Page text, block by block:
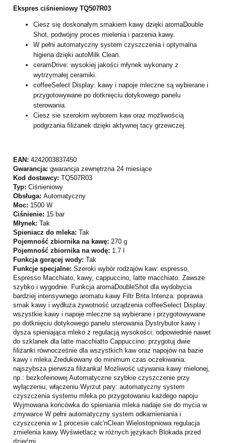
Ekspres ciśnieniowy TQ507R03
Ciesz się doskonałym smakiem kawy dzięki aromaDouble
Shot, podwójny proces mielenia i parzenia kawy.
W pełni automatyczny system czyszczenia i optymalna
higiena dzięki autoMilk Clean.
ceramDrive: wysokiej jakości młynek wykonany z
wytrzymałej ceramiki.
coffeeSelect Display: kawy i napoje mleczne są wybierane i
przygotowywane po dotknięciu dotykowego panelu
sterowania.
Ciesz sie szerokim wyborem kaw oraz możliwością
podgrzania filiżanek dzięki aktywnej tacy grzewczej.
EAN: 4242003837450
Gwarancja: gwarancja zewnętrzna 24 miesiące
Kod dostawcy: TQ507R03
Typ: Ciśnieniowy
Obsługa: Automatyczny
Moc: 1500 W
Ciśnienie: 15 bar
Młynek: Tak
Spieniacz do mleka: Tak
Pojemność zbiornika na kawę: 270 g
Pojemność zbiornika na wodę: 1.7 l
Funkcja gorącej wody: Tak
Funkcje specjalne: Szeroki wybór rodzajów kaw: espresso,
Espresso Macchiato, kawy, cappuccino, latte macchiato. Zawsze
szybko i wygodnie. Funkcja aromaDoubleShot dla wydobycia
bardziej intensywnego aromatu kawy Filtr Brita Intenza: poprawia
smak kawy i wydłuża żywotność urządzenia coffeeSelect Display:
wszystkie kawy i napoje mleczne są wybierane i przygotowywane
po dotknięciu dotykowego panelu sterowania Dystrybutor kawy i
dysza spieniająca mleko z regulacją wysokości: odpowiednie nawet
do szklanek dla latte macchiatto Cappuccino: przygotuj dwie
filiżanki równocześnie dla wszystkich kaw oraz napojów na bazie
kawy i mleka Zredukowany do minimum czas oczekiwania:
najszybsza pierwsza filiżanka! Możliwość używania kawy mielonej,
np.: bezkofeinowej Automatyczne szybkie czyszczenie przy
wyłączeniu, włączeniu Wyrzut pary: automatyczny system
czyszczenia systemu mleka po przygotowaniu każdego napoju
Wyjmowana końcówka do spieniania mleka nadaje sie do mycia w
zmywarce W pełni automatyczny system odkamieniania i
czyszczenia w 1 procesie calc'nClean Wielostopniowa regulacja
zmielenia kawy Wyświetlacz w różnych językach Blokada przed
dziećmi